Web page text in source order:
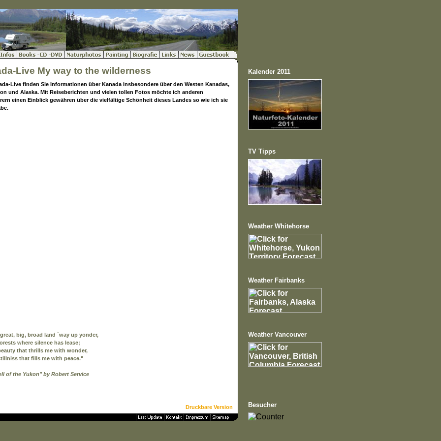
Live My way to the wilderness
Live finden Sie Informationen über Kanada insbesondere über den Westen Kanadas,
und Alaska. Mit Reiseberichten und vielen tollen Fotos möchte ich anderen
einen Einblick gewähren über die vielfältige Schönheit dieses Landes so wie ich sie
big, broad land `way up yonder,
where silence has lease;
that thrills me with wonder,
that fills me with peace."
of the Yukon" by Robert Service
Druckbare Version
Kalender 2011
TV Tipps
Weather Whitehorse
Weather Fairbanks
Weather Vancouver
Besucher